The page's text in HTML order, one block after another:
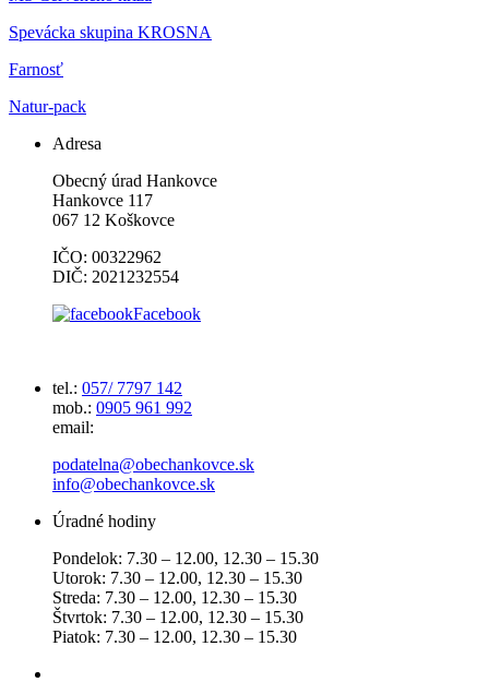
Spevácka skupina KROSNA
Farnosť
Natur-pack
Adresa
Obecný úrad Hankovce
Hankovce 117
067 12 Koškovce
IČO: 00322962
DIČ: 2021232554
Facebook
tel.: 057/ 7797 142
mob.: 0905 961 992
email:
podatelna@obechankovce.sk
info@obechankovce.sk
Úradné hodiny
Pondelok: 7.30 – 12.00, 12.30 – 15.30
Utorok: 7.30 – 12.00, 12.30 – 15.30
Streda: 7.30 – 12.00, 12.30 – 15.30
Štvrtok: 7.30 – 12.00, 12.30 – 15.30
Piatok: 7.30 – 12.00, 12.30 – 15.30